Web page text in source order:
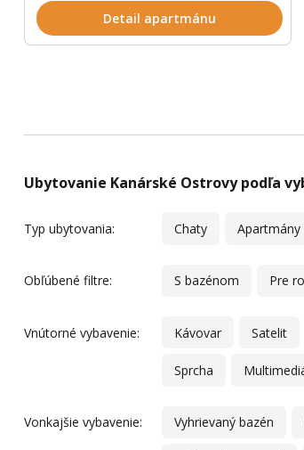
Detail apartmánu
Ubytovanie Kanárské Ostrovy podľa
Typ ubytovania: Chaty Apartmány
Obľúbené filtre: S bazénom Pre
Vnútorné vybavenie: Kávovar Satelit
Sprcha
Vonkajšie vybavenie: Vyhrievaný bazén